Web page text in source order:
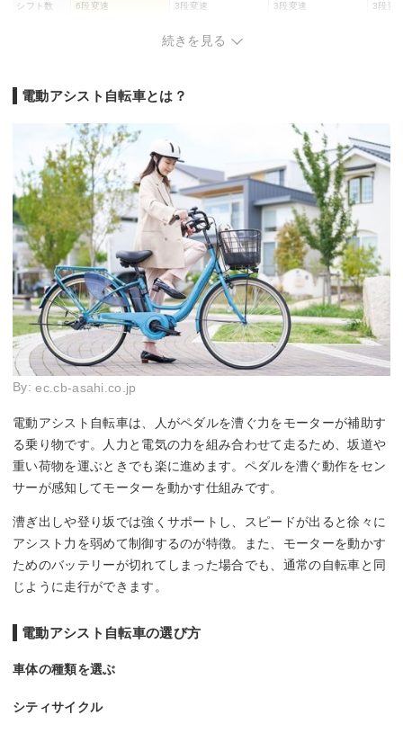
シフト数 6段変速 3段変速 3段変速 3段変
パワーモード
Ah)
46km
続きを見る
電動アシスト自転車とは？
By:ec.cb-asahi.co.jp
電動アシスト自転車は、人がペダルを漕ぐ力をモーターが補助す
る乗り物です。人力と電気の力を組み合わせて走るため、坂道や
重い荷物を運ぶときでも楽に進めます。ペダルを漕ぐ動作をセン
サーが感知してモーターを動かす仕組みです。
漕ぎ出しや登り坂では強くサポートし、スピードが出ると徐々に
アシスト力を弱めて制御するのが特徴。また、モーターを動かす
ためのバッテリーが切れてしまった場合でも、通常の自転車と同
じように走行ができます。
電動アシスト自転車の選び方
車体の種類を選ぶ
シティサイクル